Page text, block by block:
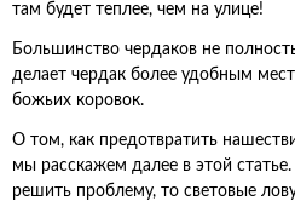
там будет теплее, чем на улице!
Большинство чердаков не
делает чердак более удобным
божьих коровок.
О том, как предотвратить
мы расскажем далее в этой
решить проблему, то световые